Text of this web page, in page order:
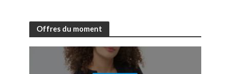
Offres du moment